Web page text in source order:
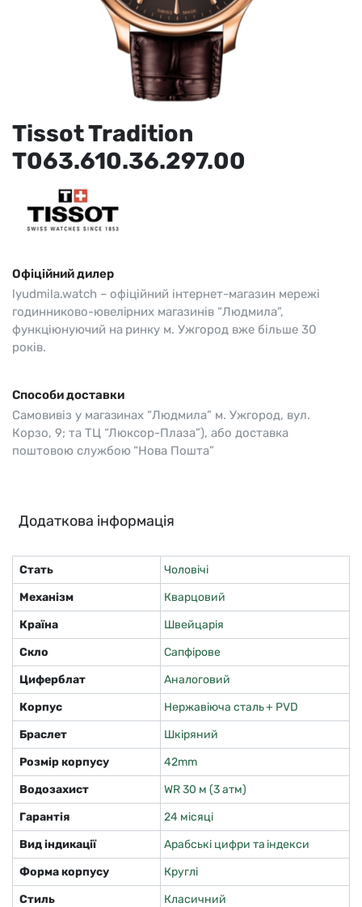
Tissot Tradition
T063.610.36.297.00
Офіційний дилер
lyudmila.watch – офіційний інтернет-магазин мережі
годинниково-ювелірних магазинів “Людмила”,
функціюнуючий на ринку м. Ужгород вже більше 30
років.
Способи доставки
Самовивіз у магазинах “Людмила” м. Ужгород, вул.
Корзо, 9; та ТЦ “Люксор-Плаза”), або доставка
поштовою службою “Нова Пошта”
Додаткова інформація
Стать
Чоловічі
Механізм
Кварцовий
Країна
Швейцарія
Скло
Сапфірове
Циферблат
Аналоговий
Корпус
Нержавіюча сталь + PVD
Браслет
Шкіряний
Розмір корпусу
42mm
Водозахист
WR 30 м (3 атм)
Гарантія
24 місяці
Вид індикації
Арабські цифри та індекси
Форма корпусу
Круглі
Стиль
Класичний